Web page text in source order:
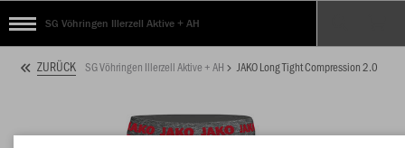
SG Vöhringen Illerzell Aktive + AH
ZURÜCK SG Vöhringen Illerzell Aktive + AH JAKO Long Tight Compression 2.0